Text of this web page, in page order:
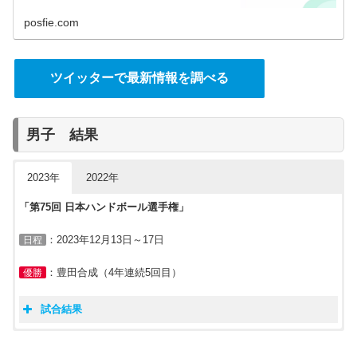
posfie.com
ツイッターで最新情報を調べる
男子 結果
2023年 2022年
「第75回 日本ハンドボール選手権」
日程 ：2023年12月13日～17日
優勝 ：豊田合成（4年連続5回目）
試合結果